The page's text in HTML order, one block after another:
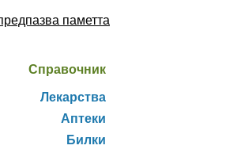
паметта
Справочник
Лекарства
Аптеки
Билки